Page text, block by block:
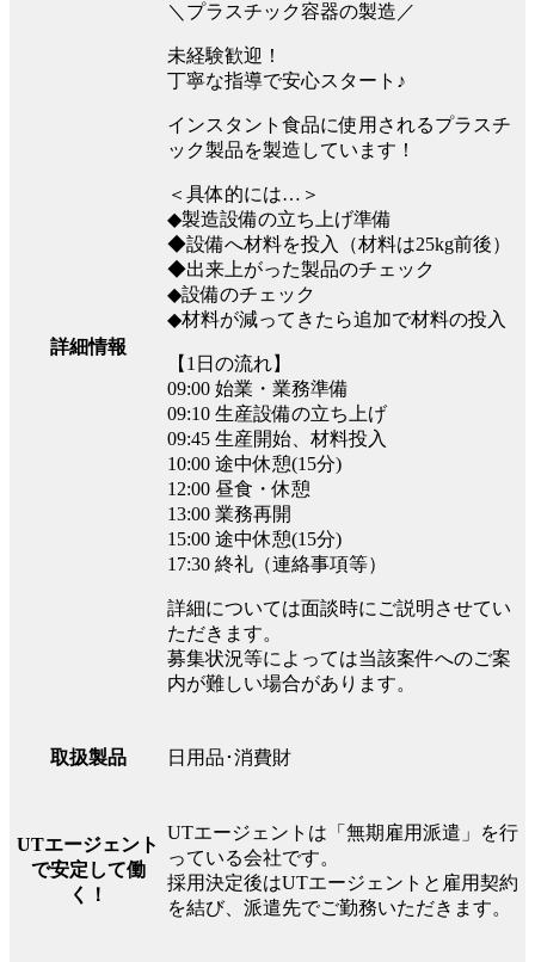
詳細情報
＼プラスチック容器の製造／
未経験歓迎！
丁寧な指導で安心スタート♪
インスタント食品に使用されるプラスチ
ック製品を製造しています！
＜具体的には…＞
◆製造設備の立ち上げ準備
◆設備へ材料を投入（材料は25kg前後）
◆出来上がった製品のチェック
◆設備のチェック
◆材料が減ってきたら追加で材料の投入
【1日の流れ】
09:00 始業・業務準備
09:10 生産設備の立ち上げ
09:45 生産開始、材料投入
10:00 途中休憩(15分)
12:00 昼食・休憩
13:00 業務再開
15:00 途中休憩(15分)
17:30 終礼（連絡事項等）
詳細については面談時にご説明させてい
ただきます。
募集状況等によっては当該案件へのご案
内が難しい場合があります。
取扱製品 日用品･消費財
UTエージェント
で安定して働
く！
UTエージェントは「無期雇用派遣」を行
っている会社です。
採用決定後はUTエージェントと雇用契約
を結び、派遣先でご勤務いただきます。